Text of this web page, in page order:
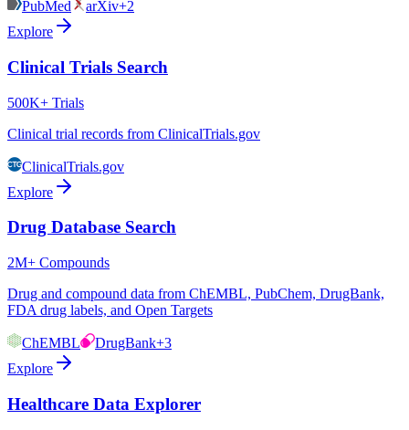
PubMed arXiv+2
Explore
Clinical Trials Search
500K+ Trials
Clinical trial records from ClinicalTrials.gov
ClinicalTrials.gov
Explore
Drug Database Search
2M+ Compounds
Drug and compound data from ChEMBL, PubChem, DrugBank,
FDA drug labels, and Open Targets
ChEMBL DrugBank+3
Explore
Healthcare Data Explorer